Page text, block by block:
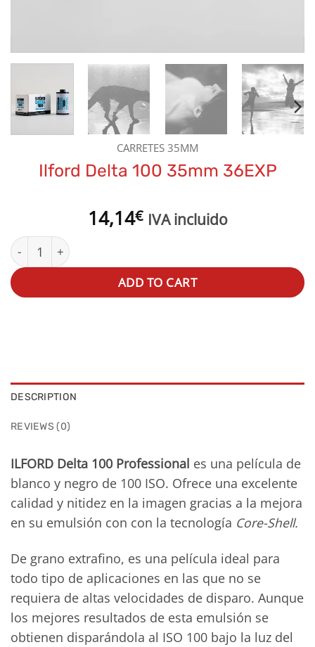
CARRETES 35MM
Ilford Delta 100 35mm 36EXP
14,14€ IVA incluido
Ilford Delta 100 35mm 36EXP quantity
ADD TO CART
DESCRIPTION
REVIEWS (0)
ILFORD Delta 100 Professional es una película de
blanco y negro de 100 ISO. Ofrece una excelente
calidad y nitidez en la imagen gracias a la mejora
en su emulsión con con la tecnología Core-Shell.
De grano extrafino, es una película ideal para
todo tipo de aplicaciones en las que no se
requiera de altas velocidades de disparo. Aunque
los mejores resultados de esta emulsión se
obtienen disparándola al ISO 100 bajo la luz del